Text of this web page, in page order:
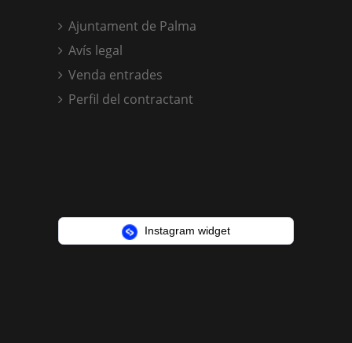
Ajuntament de Palma
Avís legal
Venda entrades
Perfil del contractant
Instagram widget